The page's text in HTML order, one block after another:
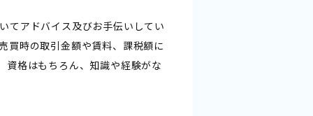
てアドバイス及びお手伝いしてい
買時の取引金額や賃料、課税額に
資格はもちろん、知識や経験がな